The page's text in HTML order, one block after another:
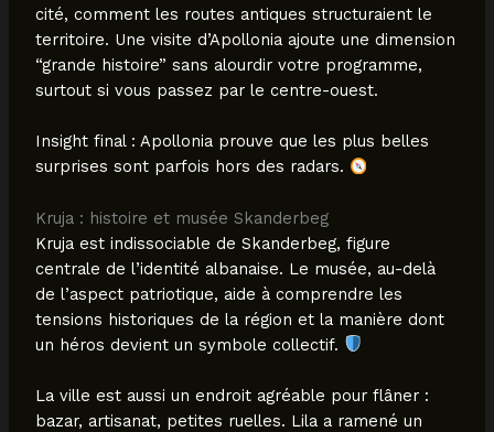
cité, comment les routes antiques structuraient le
territoire. Une visite d’Apollonia ajoute une dimension
“grande histoire” sans alourdir votre programme,
surtout si vous passez par le centre-ouest.
Insight final : Apollonia prouve que les plus belles
surprises sont parfois hors des radars.
Kruja : histoire et musée Skanderbeg
Kruja est indissociable de Skanderbeg, figure
centrale de l’identité albanaise. Le musée, au-delà
de l’aspect patriotique, aide à comprendre les
tensions historiques de la région et la manière dont
un héros devient un symbole collectif.
La ville est aussi un endroit agréable pour flâner :
bazar, artisanat, petites ruelles. Lila a ramené un